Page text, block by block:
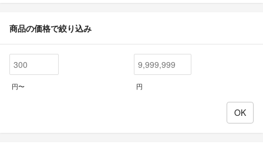
商品の価格で絞り込み
円〜 円